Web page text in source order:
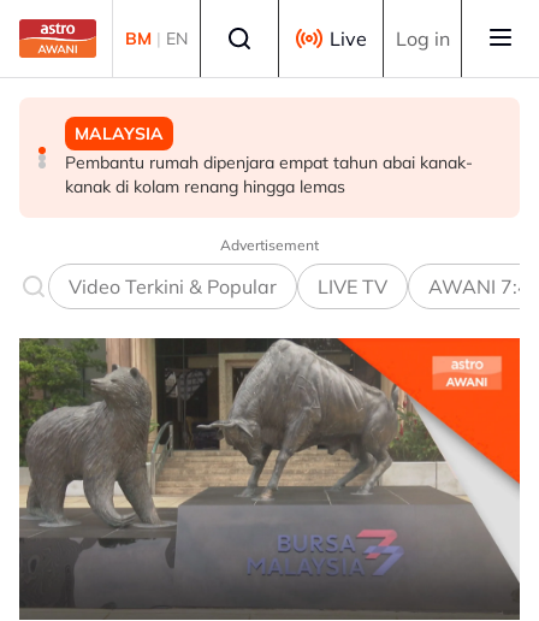
Skip to main content
BM | EN Live Log in
MALAYSIA
Pembantu rumah dipenjara empat tahun abai kanak-
kanak di kolam renang hingga lemas
POLITIK
RCI Tabung Haji: 'Jika tidak boleh sanggah fakta, jangan
main sentimen rakyat' - AMK
POLITIK
Exco Negeri Sembilan: Risiko kemungkinan wujud 'dua
pusat pengaruh' - Mujibu
Advertisement
Video Terkini & Popular LIVE TV AWANI